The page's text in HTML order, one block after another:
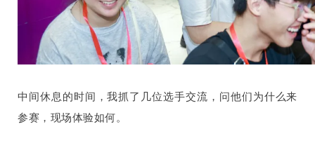
中间休息的时间，我抓了几位选手交流，问他们为什么来
参赛，现场体验如何。